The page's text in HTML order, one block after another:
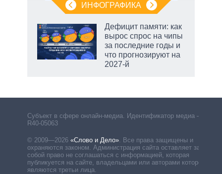
ИНФОГРАФИКА
Дефицит памяти: как
вырос спрос на чипы
за последние годы и
что прогнозируют на
2027-й
Субъект в сфере онлайн-медиа. Идентификатор медиа –
R40-05063
© 2009—2026 «Слово и Дело»
Все права защищены и
охраняются законом. Администрация сайта оставляет за
собой право не соглашаться с информацией, которая
публикуется на сайте, владельцами или авторами которой
являются третьи лица.